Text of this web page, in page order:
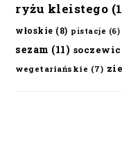
ryżu kleistego
włoskie (8) pistacje (6)
sezam (11)
wegetariańskie (7)